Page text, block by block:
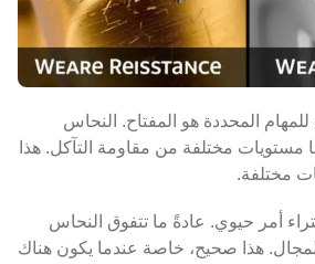
المحددة هو المفتاح. النحاس
مستويات مختلفة من مقاومة التآكل. هذا
مختلفة.
أمر حيوي. عادةً ما تتفوق النحاس
هذا صحيح، خاصة عندما يكون هناك